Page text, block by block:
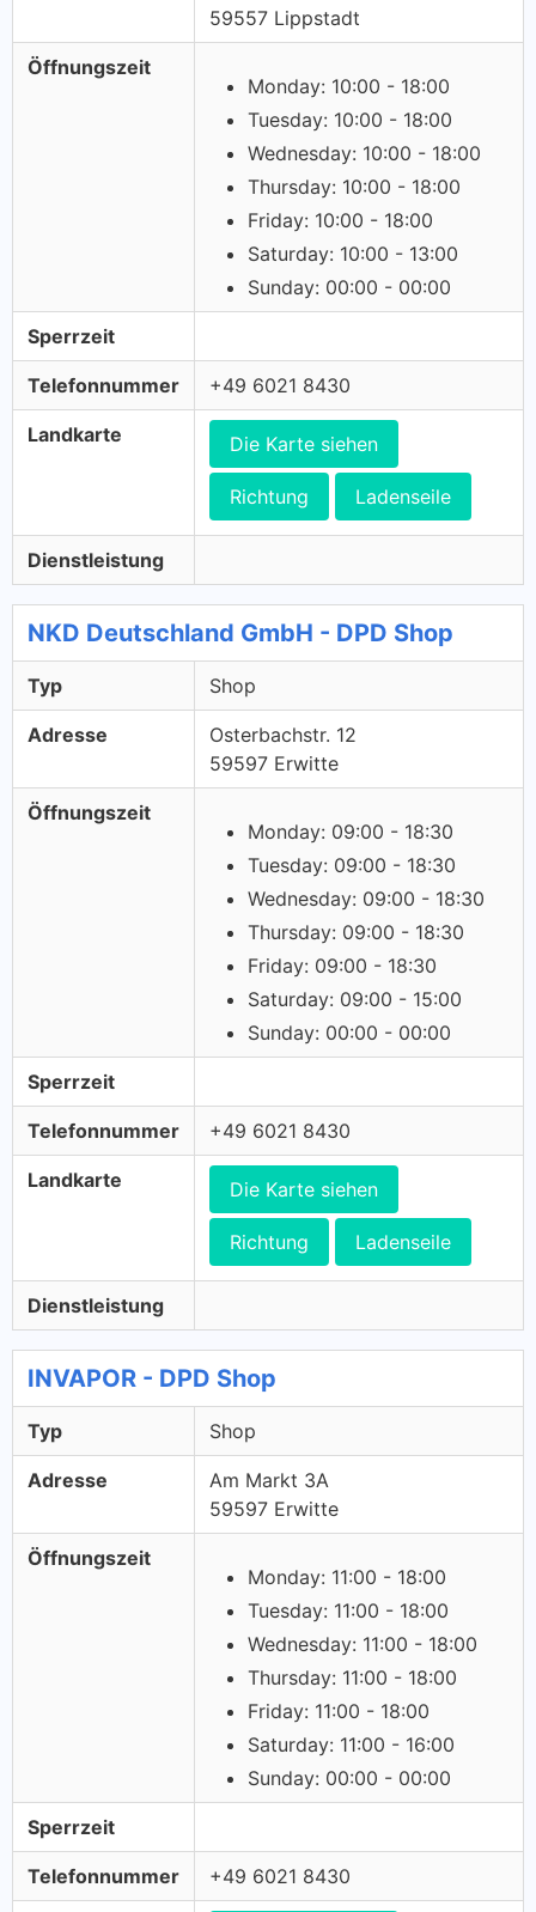
59557 Lippstadt
Öffnungszeit
Monday: 10:00 - 18:00
Tuesday: 10:00 - 18:00
Wednesday: 10:00 - 18:00
Thursday: 10:00 - 18:00
Friday: 10:00 - 18:00
Saturday: 10:00 - 13:00
Sunday: 00:00 - 00:00
Sperrzeit
Telefonnummer +49 6021 8430
Landkarte Die Karte siehen
Richtung Ladenseile
Dienstleistung
NKD Deutschland GmbH - DPD Shop
Typ Shop
Adresse
Osterbachstr. 12
59597 Erwitte
Öffnungszeit
Monday: 09:00 - 18:30
Tuesday: 09:00 - 18:30
Wednesday: 09:00 - 18:30
Thursday: 09:00 - 18:30
Friday: 09:00 - 18:30
Saturday: 09:00 - 15:00
Sunday: 00:00 - 00:00
Sperrzeit
Telefonnummer +49 6021 8430
Landkarte Die Karte siehen
Richtung Ladenseile
Dienstleistung
INVAPOR - DPD Shop
Typ Shop
Adresse
Am Markt 3A
59597 Erwitte
Öffnungszeit
Monday: 11:00 - 18:00
Tuesday: 11:00 - 18:00
Wednesday: 11:00 - 18:00
Thursday: 11:00 - 18:00
Friday: 11:00 - 18:00
Saturday: 11:00 - 16:00
Sunday: 00:00 - 00:00
Sperrzeit
Telefonnummer +49 6021 8430